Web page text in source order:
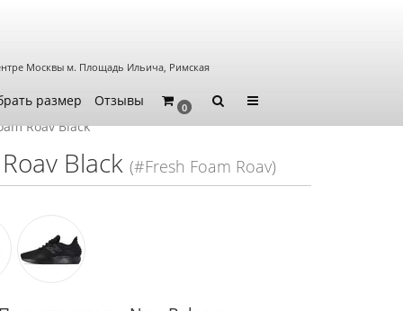
Москвы м. Площадь Ильича, Римская
размер Отзывы 0
Roav Black
Black (#Fresh Foam Roav)